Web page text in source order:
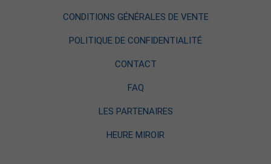
CONDITIONS GÉNÉRALES DE VENTE
POLITIQUE DE CONFIDENTIALITÉ
CONTACT
FAQ
LES PARTENAIRES
HEURE MIROIR